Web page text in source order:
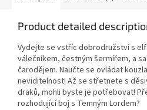
Product detailed
Vydejte se vstříc dobrodružství s
válečníkem, čestným šermířem, a
čarodějem. Naučte se ovládat
neviditelnost! Až se střetnete s
draků, mohli byste je potřebovat!
rozhodující boj s Temným Lordem?